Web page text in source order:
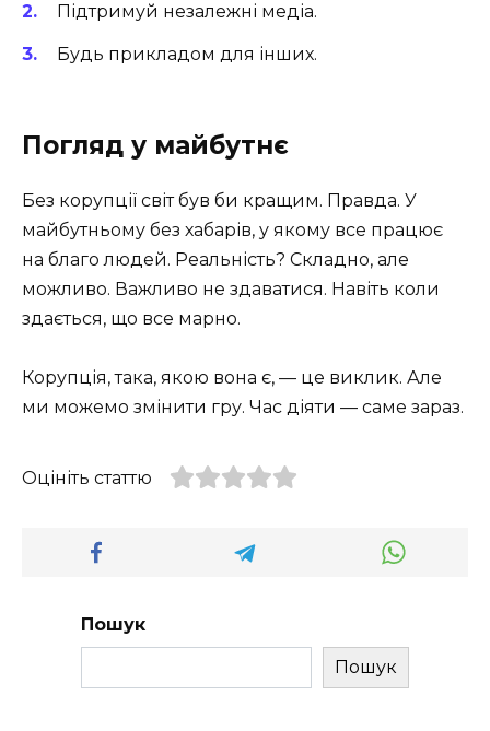
Підтримуй незалежні медіа.
Будь прикладом для інших.
Погляд у майбутнє
Без корупції світ був би кращим. Правда. У
майбутньому без хабарів, у якому все працює
на благо людей. Реальність? Складно, але
можливо. Важливо не здаватися. Навіть коли
здається, що все марно.
Корупція, така, якою вона є, — це виклик. Але
ми можемо змінити гру. Час діяти — саме зараз.
Оцініть статтю
Пошук
Пошук